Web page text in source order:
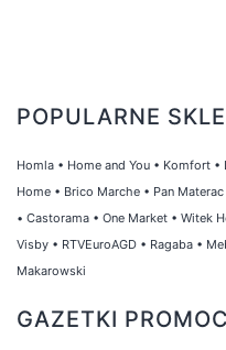
POPULARNE
Homla • Home and You • Komfort •
Home • Brico Marche • Pan Materac
• Castorama • One Market • Witek
Visby • RTVEuroAGD • Ragaba •
Makarowski
GAZETKI